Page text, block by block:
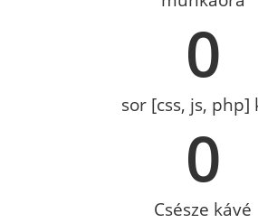
sor [css, js, php]
0
Csésze kávé
0